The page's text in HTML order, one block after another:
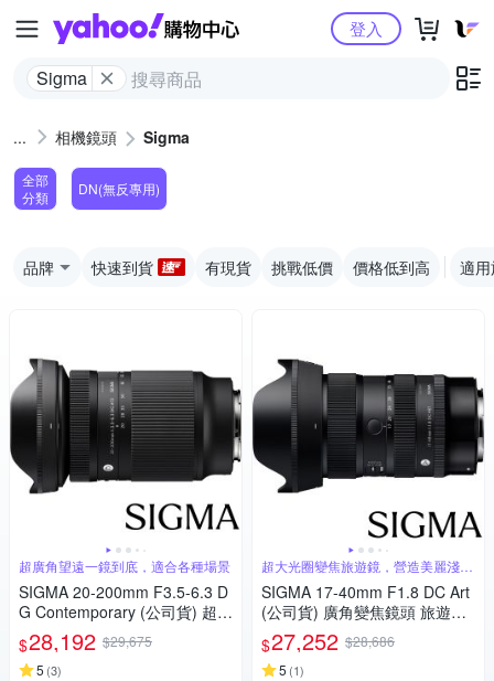
Yahoo購物中心
Sigma
登入
相機鏡頭 Sigma
全部
分類
DN(無反專用)
品牌 快速到貨 有現貨 挑戰低價 價格低到高 適
超廣角望遠一鏡到底，適合各種場景
SIGMA 20-200mm F3.5-6.3 D
G Contemporary (公司貨) 超廣
角變焦鏡頭 旅遊鏡 全片幅無反
微單眼鏡頭
$28,192 $29,675
5 (3)
超大光圈變焦旅遊鏡，營造美麗淺景
深
SIGMA 17-40mm F1.8 DC Art
(公司貨) 廣角變焦鏡頭 旅遊鏡
APS-C 無反微單眼鏡頭
$27,252 $28,686
5 (1)